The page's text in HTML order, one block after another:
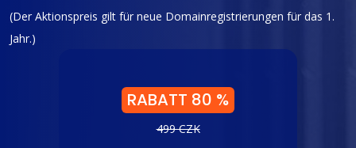
(Der Aktionspreis gilt für neue Domainregistrierungen für das 1.
Jahr.)
RABATT 80 %
499 CZK